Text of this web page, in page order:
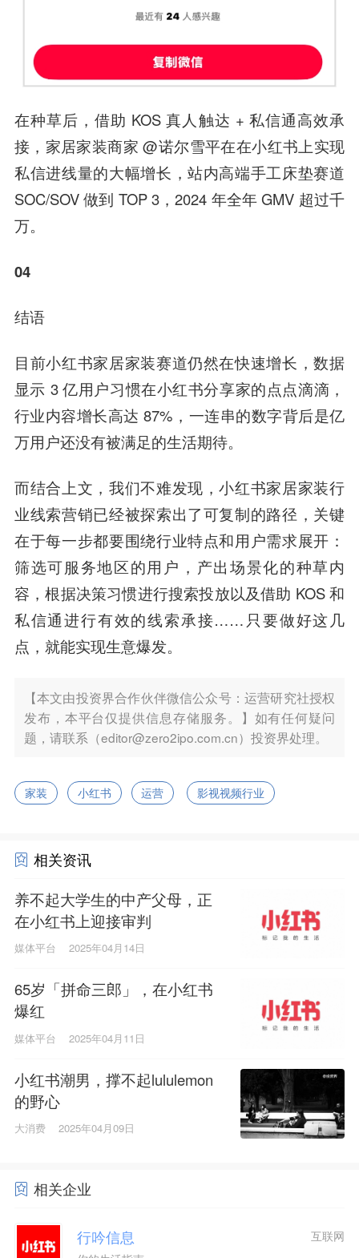
在种草后，借助 KOS 真人触达 + 私信通高效承
接，家居家装商家 @诺尔雪平在在小红书上实现
私信进线量的大幅增长，站内高端手工床垫赛道
SOC/SOV 做到 TOP 3，2024 年全年 GMV 超过千
万。
04
结语
目前小红书家居家装赛道仍然在快速增长，数据
显示 3 亿用户习惯在小红书分享家的点点滴滴，
行业内容增长高达 87%，一连串的数字背后是亿
万用户还没有被满足的生活期待。
而结合上文，我们不难发现，小红书家居家装行
业线索营销已经被探索出了可复制的路径，关键
在于每一步都要围绕行业特点和用户需求展开：
筛选可服务地区的用户，产出场景化的种草内
容，根据决策习惯进行搜索投放以及借助 KOS 和
私信通进行有效的线索承接……只要做好这几
点，就能实现生意爆发。
【本文由投资界合作伙伴微信公众号：运营研究社授权
发布，本平台仅提供信息存储服务。】如有任何疑问
题，请联系（editor@zero2ipo.com.cn）投资界处理。
家装 小红书 运营 影视视频行业
相关资讯
养不起大学生的中产父母，正
在小红书上迎接审判
媒体平台 2025年04月14日
65岁「拼命三郎」，在小红书
爆红
媒体平台 2025年04月11日
小红书潮男，撑不起lululemon
的野心
大消费 2025年04月09日
相关企业
行吟信息 互联网